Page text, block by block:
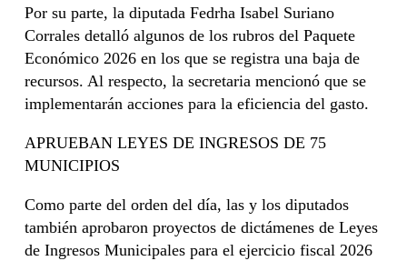
Por su parte, la diputada Fedrha Isabel Suriano
Corrales detalló algunos de los rubros del Paquete
Económico 2026 en los que se registra una baja de
recursos. Al respecto, la secretaria mencionó que se
implementarán acciones para la eficiencia del gasto.
APRUEBAN LEYES DE INGRESOS DE 75
MUNICIPIOS
Como parte del orden del día, las y los diputados
también aprobaron proyectos de dictámenes de Leyes
de Ingresos Municipales para el ejercicio fiscal 2026